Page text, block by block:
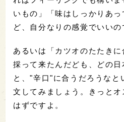
いもの」「味はしっかりあ
ど、自分なりの感覚でいいの
あるいは「カツオのたたき
採って来たんだども、どの日
と、"辛口"に合うだろうなと
文してみましょう。きっと
はずですよ。